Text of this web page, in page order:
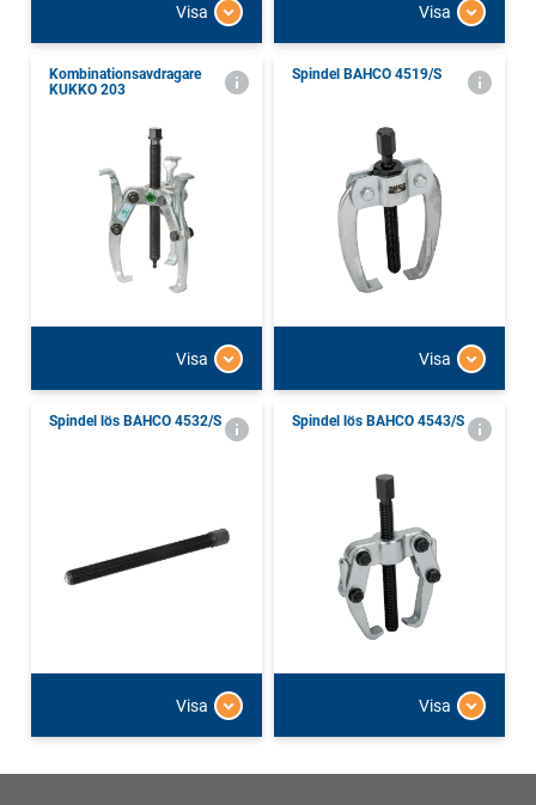
Visa Visa
Kombinationsavdragare
KUKKO 203
Visa
Spindel BAHCO 4519/S
Visa
Spindel lös BAHCO 4532/S
Visa
Spindel lös BAHCO 4543/S
Visa